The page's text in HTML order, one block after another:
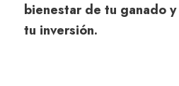
bienestar de tu ganado
tu inversión.